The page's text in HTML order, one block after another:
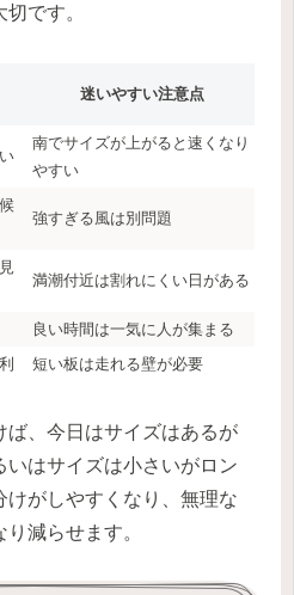
です。
迷いやすい注意点
南でサイズが上がると速くなり
やすい
強すぎる風は別問題
満潮付近は割れにくい日がある
良い時間は一気に人が集まる
短い板は走れる壁が必要
ば、今日はサイズはあるが
いはサイズは小さいがロン
けがしやすくなり、無理な
減らせます。